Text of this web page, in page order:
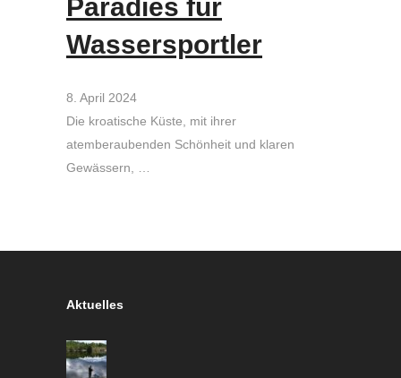
Paradies für
Wassersportler
8. April 2024
Die kroatische Küste, mit ihrer
atemberaubenden Schönheit und klaren
Gewässern, …
Aktuelles